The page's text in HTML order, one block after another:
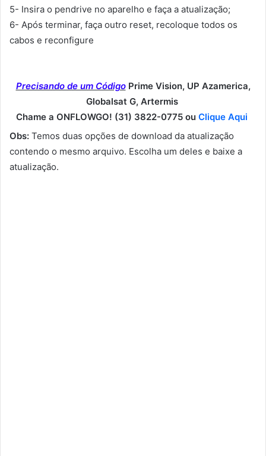
5- Insira o pendrive no aparelho e faça a atualização;
6- Após terminar, faça outro reset, recoloque todos os
cabos e reconfigure
Precisando de um Código Prime Vision, UP Azamerica,
Globalsat G, Artermis
Chame a ONFLOWGO! (31) 3822-0775 ou Clique Aqui
Obs: Temos duas opções de download da atualização
contendo o mesmo arquivo. Escolha um deles e baixe a
atualização.